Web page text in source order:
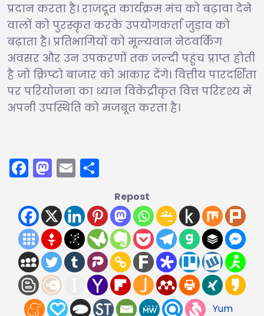
प्रदान करता है। राजदूत कार्यक्रम मंच को बढ़ावा देने
वालों को पुरस्कृत करके उपयोगकर्ता जुड़ाव को
बढ़ाता है। प्रतिभागियों को मूल्यवान नेटवर्किंग
अवसर और उन उपकरणों तक जल्दी पहुंच प्राप्त होती
है जो क्रिप्टो बाजार को आकार देंगे। वित्तीय पारदर्शिता
पर परियोजना का ध्यान विकेंद्रीकृत वित्त परिदृश्य में
अपनी उपस्थिति को मजबूत करता है।
Facebook
Mastodon
Email
Repost
Yum